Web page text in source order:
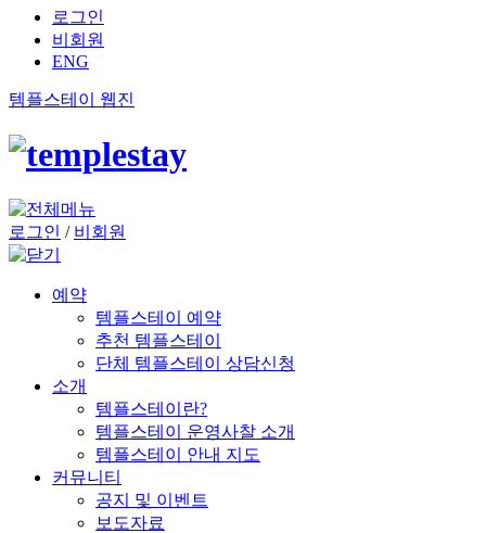
로그인
비회원
ENG
템플스테이 웹진
로그인 / 비회원
예약
템플스테이 예약
추천 템플스테이
단체 템플스테이 상담신청
소개
템플스테이란?
템플스테이 운영사찰 소개
템플스테이 안내 지도
커뮤니티
공지 및 이벤트
보도자료